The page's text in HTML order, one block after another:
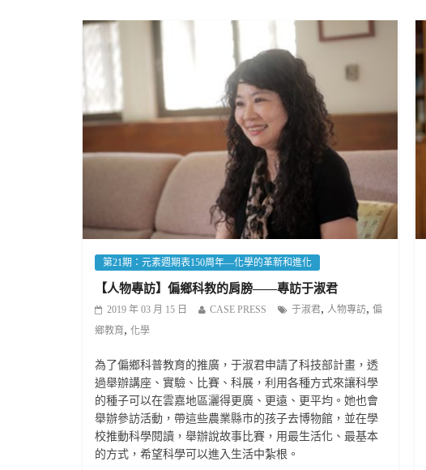
第21期：元素週期表150周年—化學的革新和進化
【人物專訪】偏鄉科教的肩膀——專訪于淑君
2019 年 03 月 15 日 CASE PRESS 于淑君, 人物專訪, 偏
鄉教育, 化學
為了偏鄉科普教育的推廣，于淑君申請了科技部計畫，透
過舉辦講座、實驗、比賽、科展，利用各種方式來讓科學
的種子可以在雲嘉地區灑得更廣、更遠、更平均。她也會
舉辦參訪活動，帶這些農業縣市的孩子去博物館，並在學
校推動科學閱讀，舉辦說故事比賽，用最生活化、最基本
的方式，希望科學可以進入生活中紮根。